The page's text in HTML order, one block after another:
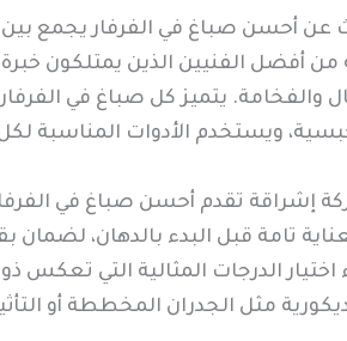
عن أحسن صباغ في الفرفار يجمع بين
من أفضل الفنيين الذين يمتلكون
والفخامة. يتميز كل صباغ في
ويستخدم الأدوات المناسبة
إشراقة تقدم أحسن صباغ في الفرفار
تامة قبل البدء بالدهان، لضمان
اختيار الدرجات المثالية التي
مثل الجدران المخططة أو